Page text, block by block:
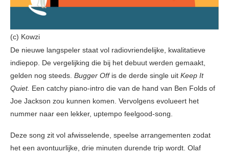
(c) Kowzi
De nieuwe langspeler staat vol radiovriendelijke, kwalitatieve
indiepop. De vergelijking die bij het debuut werden gemaakt,
gelden nog steeds. Bugger Off is de derde single uit Keep It
Quiet. Een catchy piano-intro die van de hand van Ben Folds of
Joe Jackson zou kunnen komen. Vervolgens evolueert het
nummer naar een lekker, uptempo feelgood-song.
Deze song zit vol afwisselende, speelse arrangementen zodat
het een avontuurlijke, drie minuten durende trip wordt. Olaf